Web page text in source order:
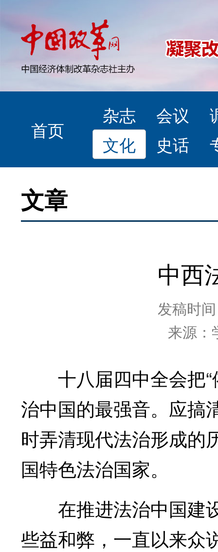
首页
杂志 会议
文化
史话
文章
中西
发稿时
来源：
十八届四中全会把“
治中国的最强音。应搞
时弄清现代法治形成的
国特色法治国家。
在推进法治中国建
些益和弊，一直以来众